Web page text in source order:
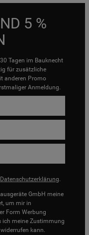
5 %
Tagen im Bauknecht
für zusätzliche
anderen Promo
Anmeldung.
Datenschutzerklärung.
GmbH meine
um mir in
Form Werbung
ich meine Zustimmung
kann.